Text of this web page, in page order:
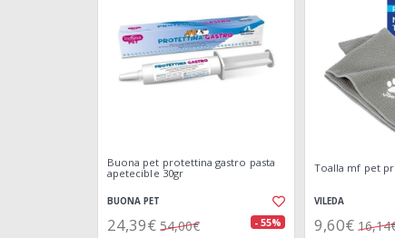
Buona pet protettina gastro pasta
apetecible 30gr
BUONA PET
24,39€ 54,00€ - 55%
Toalla mf pet
VILEDA
9,60€